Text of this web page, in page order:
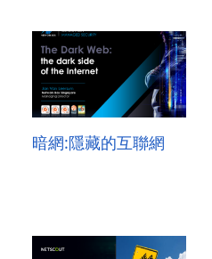
暗網:隱藏的互聯網